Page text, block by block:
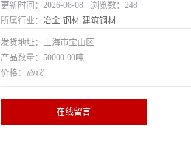
更新时间：2026-08-08 浏览数：248
所属行业： 冶金 钢材 建筑钢材
发货地址：上海市宝山区
产品数量：50000.00吨
价格： 面议
在线留言